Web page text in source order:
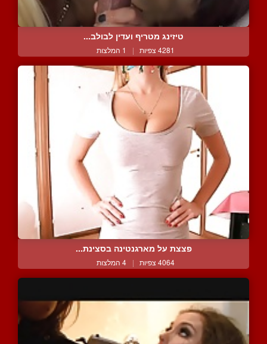
טיזינג מטריף ועדין לבולב...
4281 צפיות | 1 המלצות
פצצת על מארגנטינה בסצינת...
4064 צפיות | 4 המלצות